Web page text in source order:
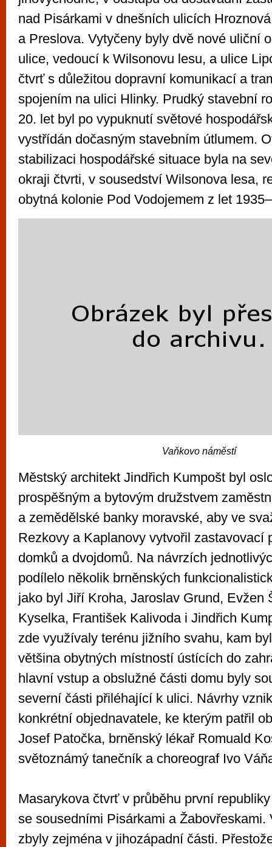
nad Pisárkami v dnešních ulicích
a Preslova. Vytyčeny byly dvě nové uliční
ulice, vedoucí k Wilsonovu lesu, a ulice
čtvrť s důležitou dopravní komunikací a
spojením na ulici Hlinky. Prudký stavební
20. let byl po vypuknutí světové
vystřídán dočasným stavebním útlumem.
stabilizaci hospodářské situace byla na
okraji čtvrti, v sousedství Wilsonova lesa,
obytná kolonie Pod Vodojemem z let
Vaňkovo náměstí
Městský architekt Jindřich Kumpošt byl
prospěšným a bytovým družstvem
a zemědělské banky moravské, aby ve
Rezkovy a Kaplanovy vytvořil zastavovací
domků a dvojdomů. Na návrzích
podílelo několik brněnských
jako byl Jiří Kroha, Jaroslav Grund, Evžen
Kyselka, František Kalivoda i Jindřich
zde využívaly terénu jižního svahu, kam
většina obytných místností ústících do
hlavní vstup a obslužné části domu byly
severní části přiléhající k ulici. Návrhy
konkrétní objednavatele, ke kterým patřil
Josef Patočka, brněnský lékař Romuald
světoznámý tanečník a choreograf Ivo
Masarykova čtvrť v průběhu první
se sousedními Pisárkami a Žabovřeskami.
zbyly zejména v jihozápadní části.